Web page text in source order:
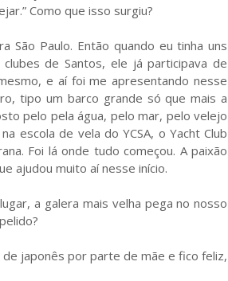
Como que isso surgiu?
São Paulo. Então quando eu tinha uns
de Santos, ele já participava de
e aí foi me apresentando nesse
tipo um barco grande só que mais a
pelo pela água, pelo mar, pelo velejo
escola de vela do YCSA, o Yacht Club
Foi lá onde tudo começou. A paixão
ajudou muito aí nesse início.
a galera mais velha pega no nosso
de japonês por parte de mãe e fico feliz,